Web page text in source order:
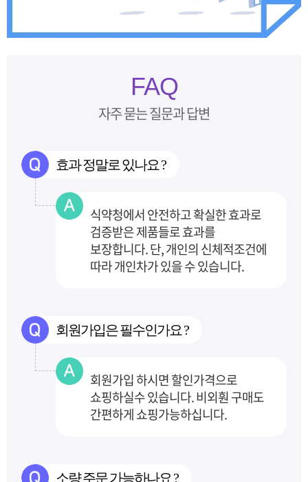
FAQ
자주 묻는 질문과 답변
효과 정말로 있나요 ?
식약청에서 안전하고 확실한 효과로
검증받은 제품들로 효과를
보장합니다.단, 개인의 신체적조건에
따라 개인차가 있을 수 있습니다.
회원가입은 필수인가요 ?
회원가입 하시면 할인가격으로
쇼핑하실수 있습니다. 비외훤 구매도
간편하게 쇼핑가능하십니다.
소량 주문 가능하나요 ?